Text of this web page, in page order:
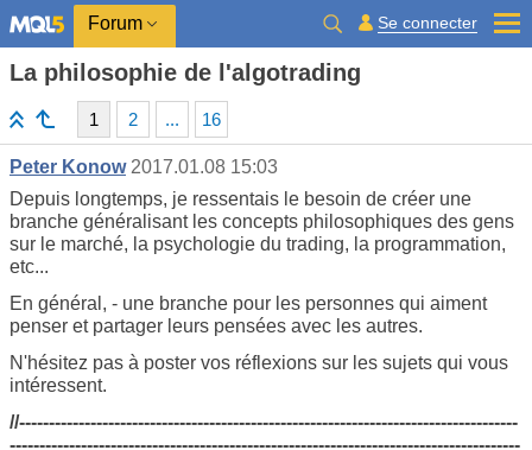
Forum Se connecter
La philosophie de l'algotrading
1 2 ... 16
Реter Konow 2017.01.08 15:03
Depuis longtemps, je ressentais le besoin de créer une
branche généralisant les concepts philosophiques des gens
sur le marché, la psychologie du trading, la programmation,
etc...
En général, - une branche pour les personnes qui aiment
penser et partager leurs pensées avec les autres.
N'hésitez pas à poster vos réflexions sur les sujets qui vous
intéressent.
//------------------------------------------------------------------------------------
--------------------------------------------------------------------------------------